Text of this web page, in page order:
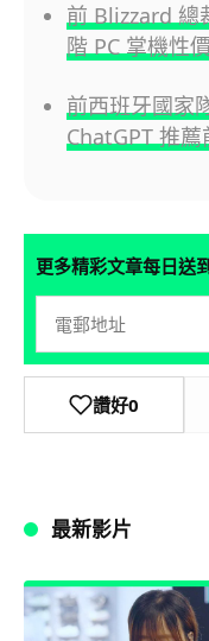
前 Blizzard
階 PC 掌機性
前西班牙國
ChatGPT 推
更多精彩文章每日送
讚好0
最新影片